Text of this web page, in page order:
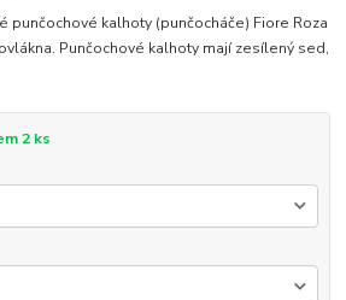
punčochové kalhoty (punčocháče) Fiore Roza
Punčochové kalhoty mají zesílený sed,
2 ks